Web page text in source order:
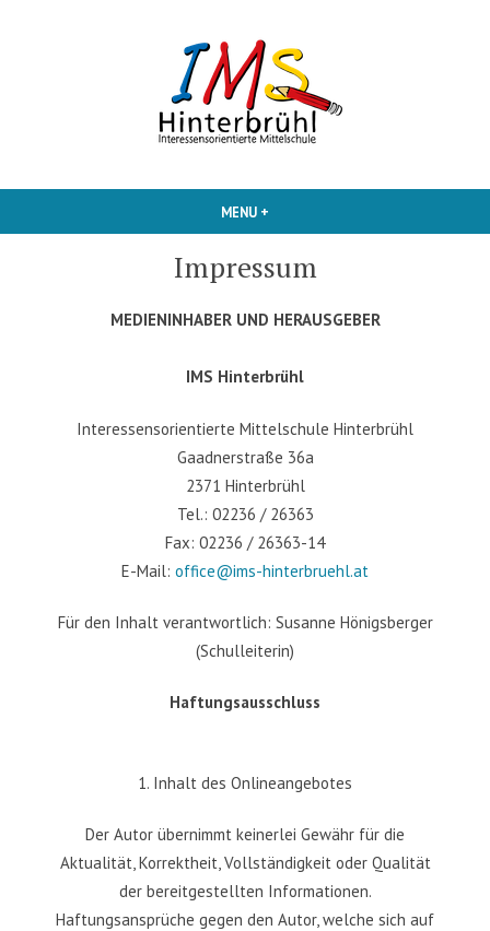
IMS Hinterbruehl
MENU +
Impressum
MEDIENINHABER UND HERAUSGEBER
IMS Hinterbrühl
Interessensorientierte Mittelschule Hinterbrühl
Gaadnerstraße 36a
2371 Hinterbrühl
Tel.: 02236 / 26363
Fax: 02236 / 26363-14
E-Mail: office@ims-hinterbruehl.at
Für den Inhalt verantwortlich: Susanne Hönigsberger
(Schulleiterin)
Haftungsausschluss
1. Inhalt des Onlineangebotes
Der Autor übernimmt keinerlei Gewähr für die
Aktualität, Korrektheit, Vollständigkeit oder Qualität
der bereitgestellten Informationen.
Haftungsansprüche gegen den Autor, welche sich auf